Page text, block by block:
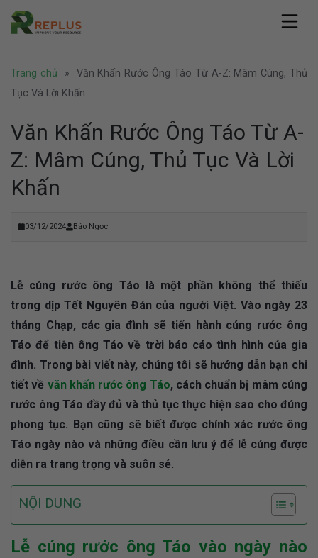
Skip
Giới thiệu
Hồ sơ năng lực
Văn phòng chia sẻ
Coworking Space
Thuê chỗ ngồi làm việc
Thuê phòng họp
Văn phòng Hà Nội
Thành lập công ty
Tư vấn pháp lý
Bảo hộ thương hiệu
Tin tức
Văn phòng
Doanh nghiệp
Khuyến mãi
Tuyển dụng
Hình ảnh
Địa điểm Thành Phố Hồ Chí Minh
Địa điểm nước ngoài
Liên hệ
Trang chủ »
Văn Khấn Rước Ông Táo Từ A-Z: Mâm Cúng, Thủ
Tục Và Lời Khấn
Văn Khấn Rước Ông Táo Từ A-
Z: Mâm Cúng, Thủ Tục Và Lời
Khấn
03/12/2024 Bảo Ngọc
Lễ cúng rước ông Táo là một phần không thể thiếu
trong dịp Tết Nguyên Đán của người Việt. Vào ngày 23
tháng Chạp, các gia đình sẽ tiến hành cúng rước ông
Táo để tiễn ông Táo về trời báo cáo tình hình của gia
đình. Trong bài viết này, chúng tôi sẽ hướng dẫn bạn chi
tiết về văn khấn rước ông Táo, cách chuẩn bị mâm cúng
rước ông Táo đầy đủ và thủ tục thực hiện sao cho đúng
phong tục. Bạn cũng sẽ biết được chính xác rước ông
Táo ngày nào và những điều cần lưu ý để lễ cúng được
diễn ra trang trọng và suôn sẻ.
NỘI DUNG
Lễ cúng rước ông Táo vào ngày nào